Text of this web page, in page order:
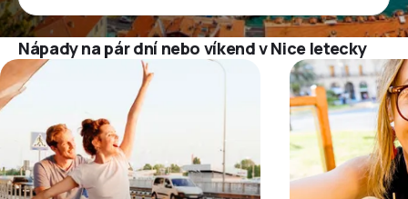
Nápady na pár dní nebo víkend v Nice letecky